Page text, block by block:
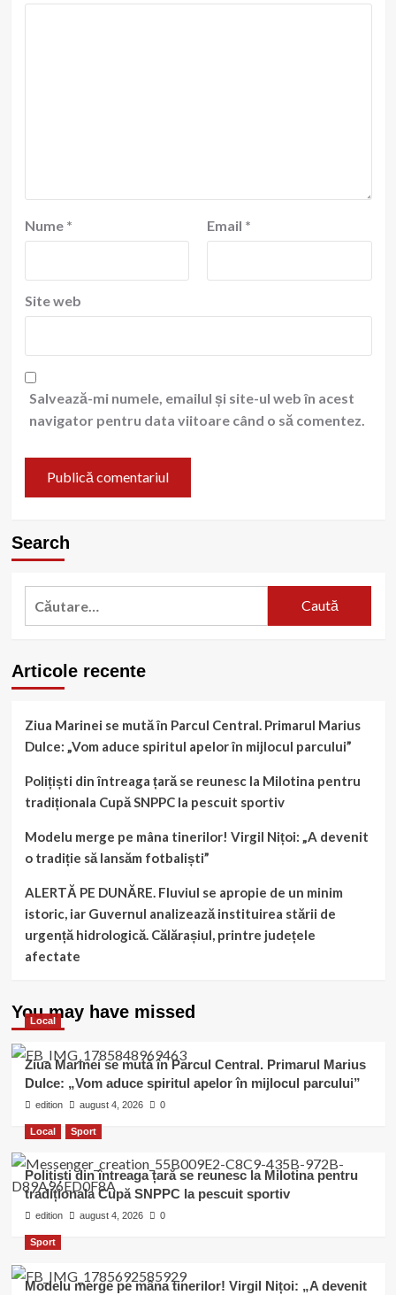
Nume * Email *
Site web
Salvează-mi numele, emailul și site-ul web în acest
navigator pentru data viitoare când o să comentez.
Search
Caută
Articole recente
Ziua Marinei se mută în Parcul Central. Primarul Marius
Dulce: „Vom aduce spiritul apelor în mijlocul parcului”
Polițiști din întreaga țară se reunesc la Milotina pentru
tradiționala Cupă SNPPC la pescuit sportiv
Modelu merge pe mâna tinerilor! Virgil Nițoi: „A devenit
o tradiție să lansăm fotbaliști”
ALERTĂ PE DUNĂRE. Fluviul se apropie de un minim
istoric, iar Guvernul analizează instituirea stării de
urgență hidrologică. Călărașiul, printre județele
afectate
You may have missed
Local
Ziua Marinei se mută în Parcul Central. Primarul Marius
Dulce: „Vom aduce spiritul apelor în mijlocul parcului”
edition august 4, 2026 0
Local Sport
Polițiști din întreaga țară se reunesc la Milotina pentru
tradiționala Cupă SNPPC la pescuit sportiv
edition august 4, 2026 0
Sport
Modelu merge pe mâna tinerilor! Virgil Nițoi: „A devenit